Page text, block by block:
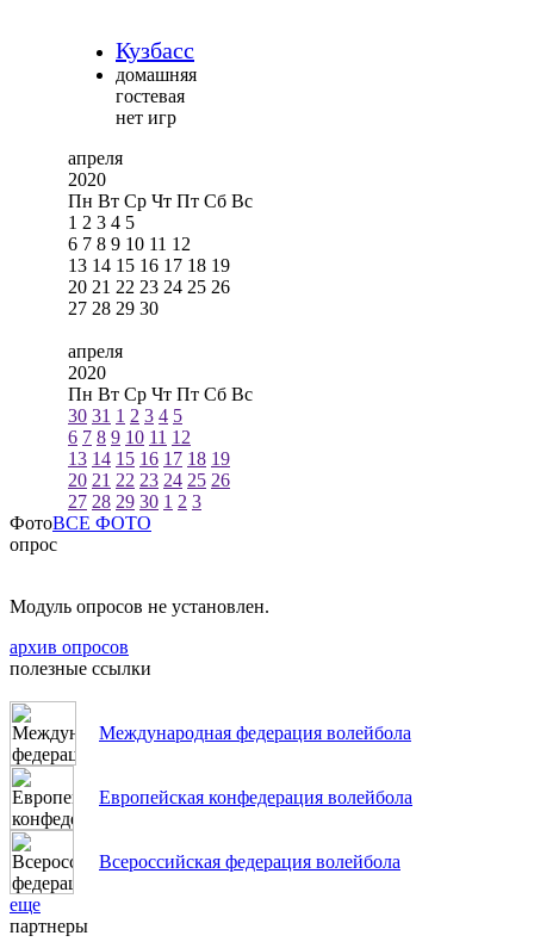
Кузбасс
домашняя
гостевая
нет игр
апреля
2020
Пн Вт Ср Чт Пт Сб Вс
1 2 3 4 5
6 7 8 9 10 11 12
13 14 15 16 17 18 19
20 21 22 23 24 25 26
27 28 29 30
апреля
2020
Пн Вт Ср Чт Пт Сб Вс
30 31 1 2 3 4 5
6 7 8 9 10 11 12
13 14 15 16 17 18 19
20 21 22 23 24 25 26
27 28 29 30 1 2 3
ФотоВСЕ ФОТО
опрос
Модуль опросов не установлен.
архив опросов
полезные ссылки
Международная федерация волейбола
Европейская конфедерация волейбола
Всероссийская федерация волейбола
еще
партнеры